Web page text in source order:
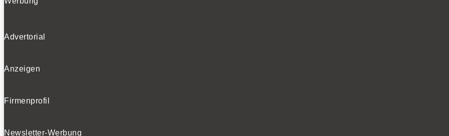
Advertorial
Anzeigen
Firmenprofil
Newsletter-Werbung